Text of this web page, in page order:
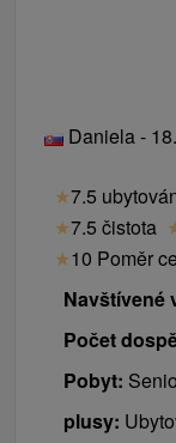
Daniela -
★7.5
★7.5 čistota
★10 Poměr
Navštívené
Počet
Pobyt:
plusy: